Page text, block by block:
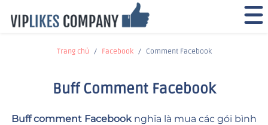
Trang chủ Facebook Comment Facebook
Buff Comment Facebook
Buff comment Facebooknghĩa là mua các gói bình